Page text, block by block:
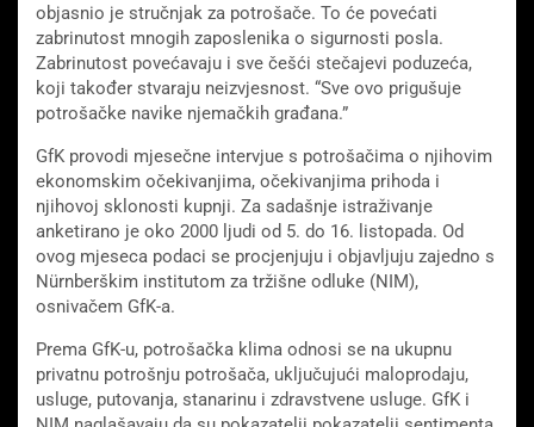
objasnio je stručnjak za potrošače. To će povećati
zabrinutost mnogih zaposlenika o sigurnosti posla.
Zabrinutost povećavaju i sve češći stečajevi poduzeća,
koji također stvaraju neizvjesnost. “Sve ovo prigušuje
potrošačke navike njemačkih građana.”
GfK provodi mjesečne intervjue s potrošačima o njihovim
ekonomskim očekivanjima, očekivanjima prihoda i
njihovoj sklonosti kupnji. Za sadašnje istraživanje
anketirano je oko 2000 ljudi od 5. do 16. listopada. Od
ovog mjeseca podaci se procjenjuju i objavljuju zajedno s
Nürnberškim institutom za tržišne odluke (NIM),
osnivačem GfK-a.
Prema GfK-u, potrošačka klima odnosi se na ukupnu
privatnu potrošnju potrošača, uključujući maloprodaju,
usluge, putovanja, stanarinu i zdravstvene usluge. GfK i